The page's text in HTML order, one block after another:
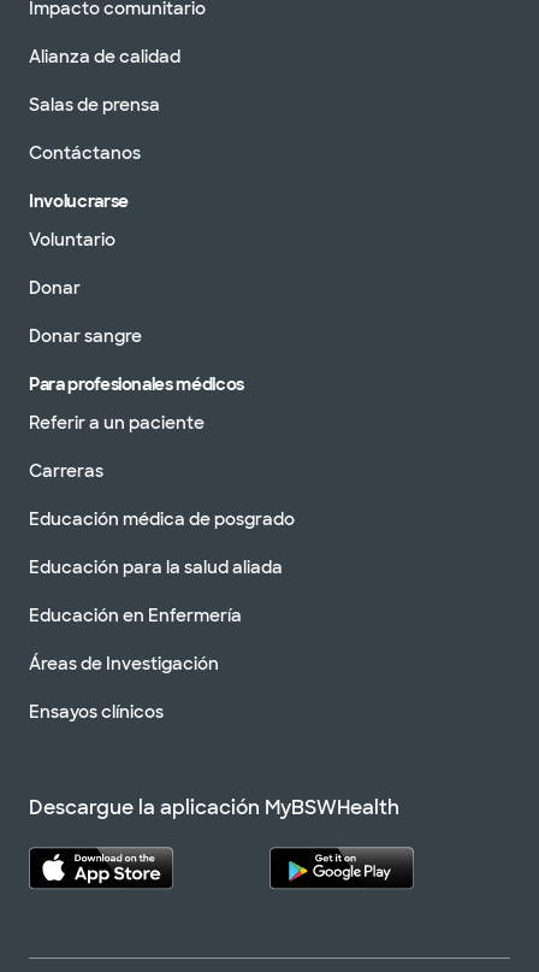
Impacto comunitario
Alianza de calidad
Salas de prensa
Contáctanos
Involucrarse
Voluntario
Donar
Donar sangre
Para profesionales médicos
Referir a un paciente
Carreras
Educación médica de posgrado
Educación para la salud aliada
Educación en Enfermería
Áreas de Investigación
Ensayos clínicos
Descargue la aplicación MyBSWHealth